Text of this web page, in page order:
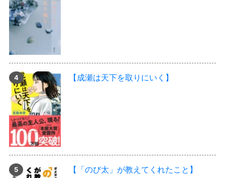
【成瀬は天下を取りにいく】
【「のび太」が教えてくれたこと】